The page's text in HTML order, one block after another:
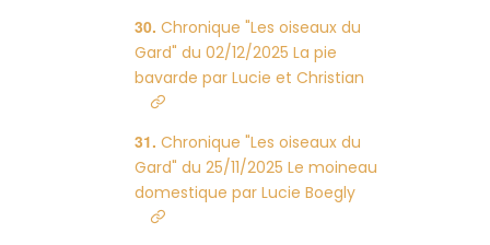
Chronique "Les oiseaux du
Gard" du 02/12/2025 La pie
bavarde par Lucie et Christian
Chronique "Les oiseaux du
Gard" du 25/11/2025 Le moineau
domestique par Lucie Boegly